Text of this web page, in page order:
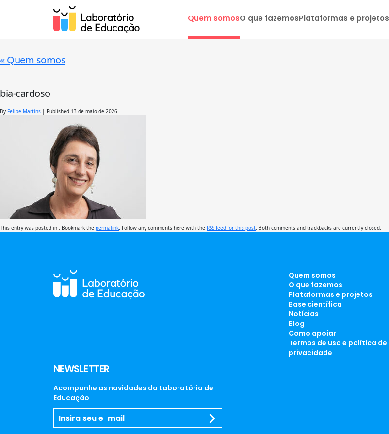
Quem somosO que fazemosPlataformas e projetos
«Quem somos
bia-cardoso
By Felipe Martins | Published 13 de maio de 2026
This entry was posted in . Bookmark the permalink . Follow any comments here with the RSS feed for this post . Both comments and trackbacks are currently closed.
NEWSLETTER
Acompanhe as novidades do Laboratório de
Educação
Quem somos
O que fazemos
Plataformas e projetos
Base científica
Notícias
Blog
Como apoiar
Termos de uso e política de
privacidade